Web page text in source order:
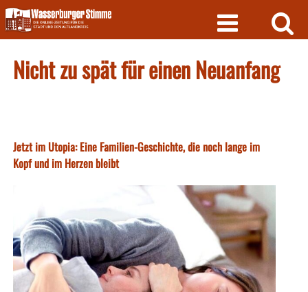
Skip
to
content
Nicht zu spät für einen Neuanfang
Jetzt im Utopia: Eine Familien-Geschichte, die noch lange im
Kopf und im Herzen bleibt